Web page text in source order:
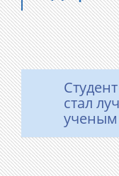
стал
ученым